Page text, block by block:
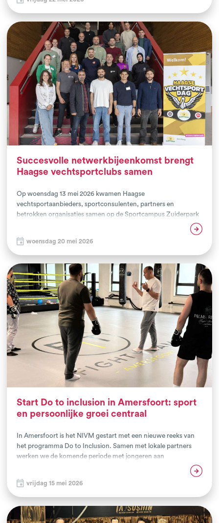
Bokskade en Karkach Gym samen met afgevaardigden van de
gemeente Vlissingen, politie, buurtteams en andere
maatschappelijke partners. De aftrap van dit 2-jarige project
stond in het teken van kennismaking en samenwerking.
Succesvolle netwerkbijeenkomst brengt
Haagse vechtsportclubs samen
Op woensdag 13 mei 2026 kwamen Haagse
vechtsportaanbieders, sportconsulenten, partners en
betrokken organisaties samen op de Sportcampus Zuiderpark
Collectief (HVC). De bijeenkomst werd georganiseerd door het
NIVM in samenwerking met de gemeente Den Haag.
woensdag 20 mei 2026
Start Do to inclusion in Amersfoort: sport
en persoonlijke groei centraal
In Amersfoort is het NIVM gestart met een nieuwe reeks van
het programma Do to Inclusion. Samen met lokale partners
werken we de komende periode met jongeren aan
zelfvertrouwen, sociale vaardigheden, mentale veerkracht en
wordt aangeboden aan twee groepen jongeren. De eerste
groep bestaat uit 13 jongeren die via Integratiewerk de
inburgeringsroute doorlopen. Het programma Do is hier een
vast onderdeel van hun lesweek. De tweede groep bestaat uit
vrijdag 15 mei 2026